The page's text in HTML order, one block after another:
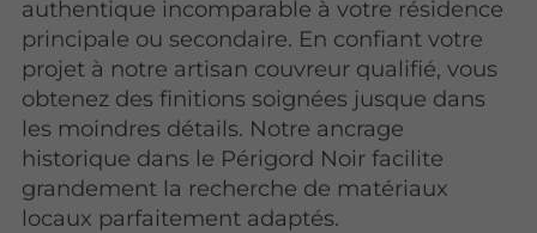
authentique incomparable à votre résidence
principale ou secondaire. En confiant votre
projet à notre artisan couvreur qualifié, vous
obtenez des finitions soignées jusque dans
les moindres détails. Notre ancrage
historique dans le Périgord Noir facilite
grandement la recherche de matériaux
locaux parfaitement adaptés.